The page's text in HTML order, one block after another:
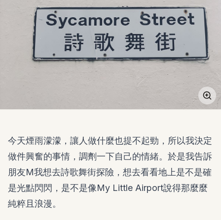
今天煙雨濛濛，讓人做什麼也提不起勁，所以我決定
做件興奮的事情，調劑一下自己的情緒。於是我告訴
朋友M我想去詩歌舞街探險，想去看看地上是不是確
是光點閃閃，是不是像My Little Airport說得那麼麼
純粹且浪漫。